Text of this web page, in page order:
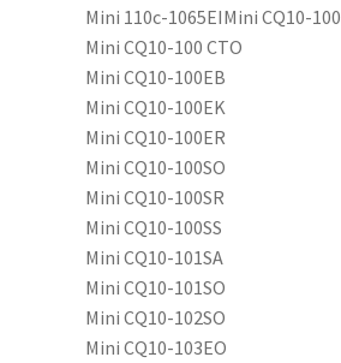
Mini 110c-1065EIMini CQ10-100
Mini CQ10-100 CTO
Mini CQ10-100EB
Mini CQ10-100EK
Mini CQ10-100ER
Mini CQ10-100SO
Mini CQ10-100SR
Mini CQ10-100SS
Mini CQ10-101SA
Mini CQ10-101SO
Mini CQ10-102SO
Mini CQ10-103EO